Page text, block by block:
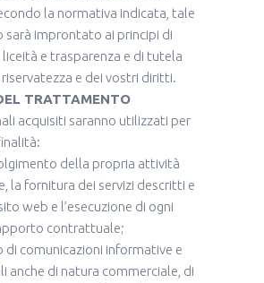
la normativa indicata, tale
improntato ai principi di
e trasparenza e di tutela
e dei vostri diritti.
TRATTAMENTO
acquisiti saranno utilizzati per
della propria attività
la fornitura dei servizi descritti e
web e l’esecuzione di ogni
contrattuale;
di comunicazioni informative e
anche di natura commerciale, di